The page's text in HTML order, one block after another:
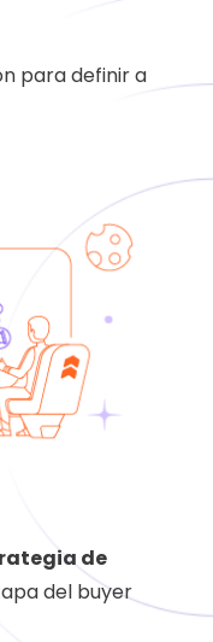
para definir a
de
del buyer